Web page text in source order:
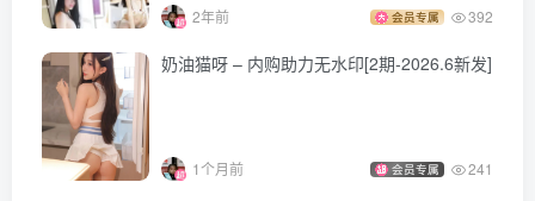
2年前 会员专属 392
奶油猫呀 – 内购助力无水印[2期-2026.6新发]
1个月前 会员专属 241